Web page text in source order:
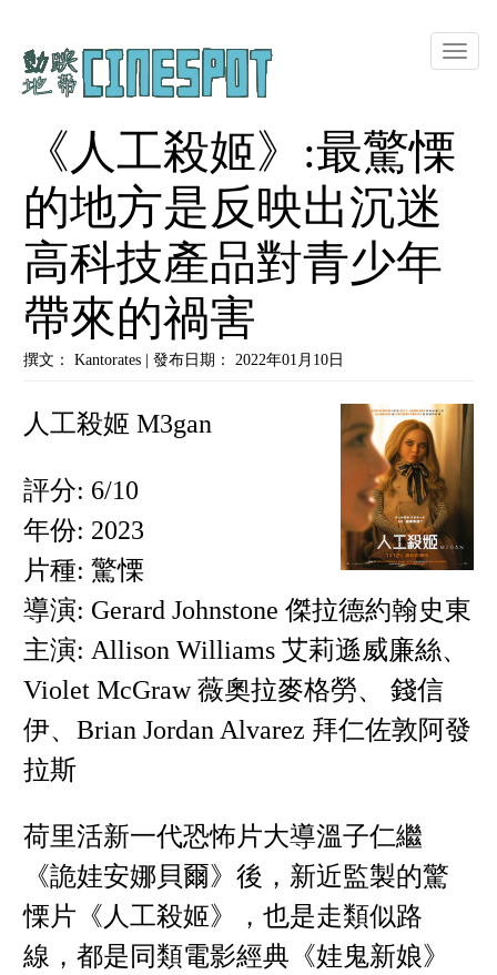
Toggle
《人工殺姬》:最驚慄
的地方是反映出沉迷
高科技產品對青少年
帶來的禍害
撰文： Kantorates | 發布日期： 2022年01月10日
人工殺姬 M3gan
評分: 6/10
年份: 2023
片種: 驚慄
導演: Gerard Johnstone 傑拉德約翰史東
主演: Allison Williams 艾莉遜威廉絲、
Violet McGraw 薇奧拉麥格勞、 錢信
伊、Brian Jordan Alvarez 拜仁佐敦阿發
拉斯
荷里活新一代恐怖片大導溫子仁繼
《詭娃安娜貝爾》後，新近監製的驚
慄片《人工殺姬》，也是走類似路
線，都是同類電影經典《娃鬼新娘》